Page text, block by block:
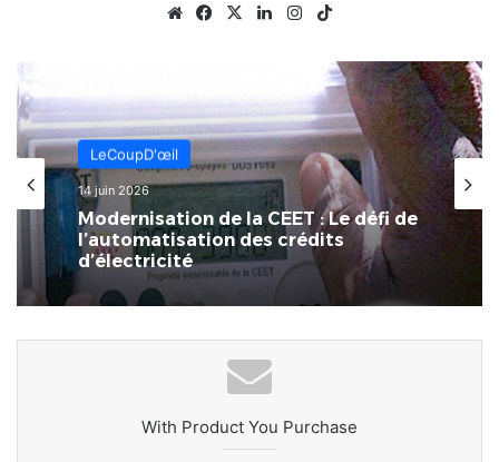
WebsiteFacebook
X LinkedinInstagram
LeCoupD'œil
14 juin 2026
Modernisation de la CEET : Le défi de
l’automatisation des crédits
d’électricité
With Product You Purchase